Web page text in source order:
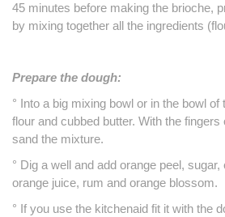
45 minutes before making the brioche,
by mixing together all the ingredients
Prepare the dough:
° Into a big mixing bowl or in the bowl
flour and cubbed butter. With the fingers
sand the mixture.
° Dig a well and add orange peel,
orange juice, rum and orange blossom.
° If you use the kitchenaid fit it with the